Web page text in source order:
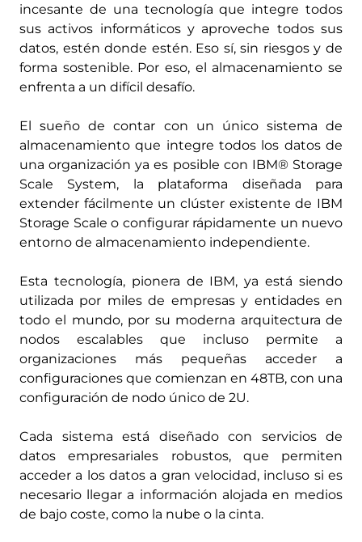
incesante de una tecnología que integre todos
sus activos informáticos y aproveche todos sus
datos, estén donde estén. Eso sí, sin riesgos y de
forma sostenible. Por eso, el almacenamiento se
enfrenta a un difícil desafío.
El sueño de contar con un único sistema de
almacenamiento que integre todos los datos de
una organización ya es posible con IBM® Storage
Scale System, la plataforma diseñada para
extender fácilmente un clúster existente de IBM
Storage Scale o configurar rápidamente un nuevo
entorno de almacenamiento independiente.
Esta tecnología, pionera de IBM, ya está siendo
utilizada por miles de empresas y entidades en
todo el mundo, por su moderna arquitectura de
nodos escalables que incluso permite a
organizaciones más pequeñas acceder a
configuraciones que comienzan en 48TB, con una
configuración de nodo único de 2U.
Cada sistema está diseñado con servicios de
datos empresariales robustos, que permiten
acceder a los datos a gran velocidad, incluso si es
necesario llegar a información alojada en medios
de bajo coste, como la nube o la cinta.